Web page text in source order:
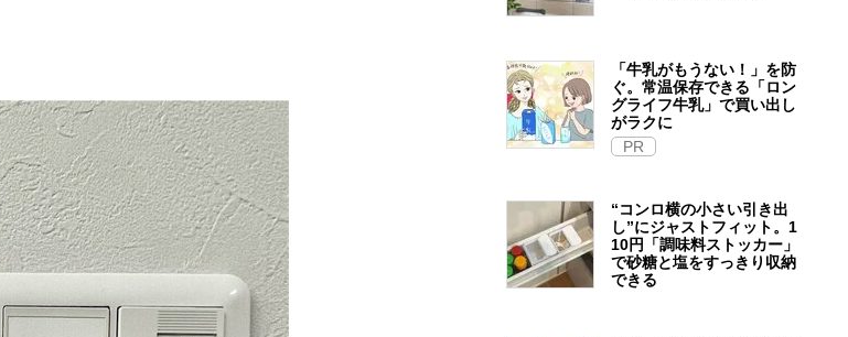
「牛乳がもうない！」を防
ぐ。常温保存できる「ロン
グライフ牛乳」で買い出し
がラクに
PR
“コンロ横の小さい引き出
し”にジャストフィット。1
10円「調味料ストッカー」
で砂糖と塩をすっきり収納
できる